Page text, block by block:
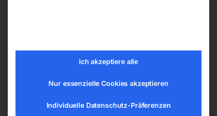
Dichtungsverlust möglich
Ich akzeptiere alle
Nur essenzielle Cookies akzeptieren
Individuelle Datenschutz-Präferenzen